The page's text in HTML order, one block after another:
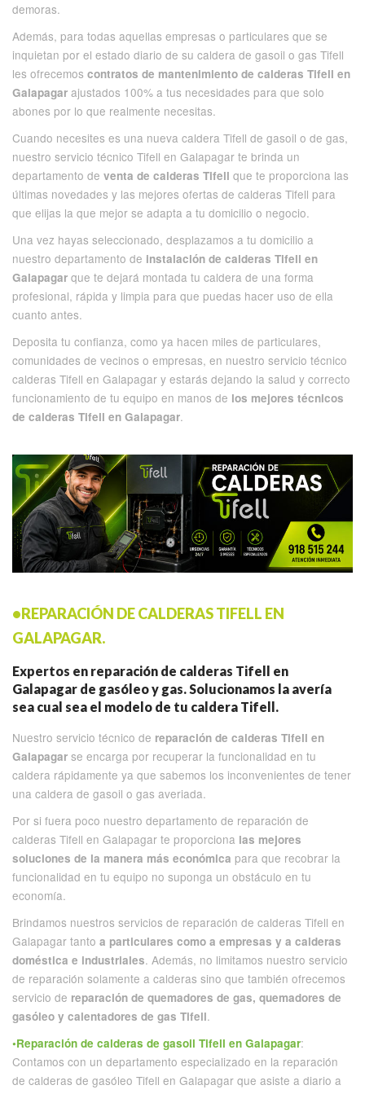
demoras.
Además, para todas aquellas empresas o particulares que se
inquietan por el estado diario de su caldera de gasoil o gas Tifell
les ofrecemos contratos de mantenimiento de calderas Tifell en
Galapagar ajustados 100% a tus necesidades para que solo
abones por lo que realmente necesitas.
Cuando necesites es una nueva caldera Tifell de gasoil o de gas,
nuestro servicio técnico Tifell en Galapagar te brinda un
departamento de venta de calderas Tifell que te proporciona las
últimas novedades y las mejores ofertas de calderas Tifell para
que elijas la que mejor se adapta a tu domicilio o negocio.
Una vez hayas seleccionado, desplazamos a tu domicilio a
nuestro departamento de instalación de calderas Tifell en
Galapagar que te dejará montada tu caldera de una forma
profesional, rápida y limpia para que puedas hacer uso de ella
cuanto antes.
Deposita tu confianza, como ya hacen miles de particulares,
comunidades de vecinos o empresas, en nuestro servicio técnico
calderas Tifell en Galapagar y estarás dejando la salud y correcto
funcionamiento de tu equipo en manos de los mejores técnicos
de calderas Tifell en Galapagar.
•REPARACIÓN DE CALDERAS TIFELL EN
GALAPAGAR.
Expertos en reparación de calderas Tifell en
Galapagar de gasóleo y gas. Solucionamos la avería
sea cual sea el modelo de tu caldera Tifell.
Nuestro servicio técnico de reparación de calderas Tifell en
Galapagar se encarga por recuperar la funcionalidad en tu
caldera rápidamente ya que sabemos los inconvenientes de tener
una caldera de gasoil o gas averiada.
Por si fuera poco nuestro departamento de reparación de
calderas Tifell en Galapagar te proporciona las mejores
soluciones de la manera más económica para que recobrar la
funcionalidad en tu equipo no suponga un obstáculo en tu
economía.
Brindamos nuestros servicios de reparación de calderas Tifell en
Galapagar tanto a particulares como a empresas y a calderas
doméstica e industriales. Además, no limitamos nuestro servicio
de reparación solamente a calderas sino que también ofrecemos
servicio de reparación de quemadores de gas, quemadores de
gasóleo y calentadores de gas Tifell.
•Reparación de calderas de gasoil Tifell en Galapagar:
Contamos con un departamento especializado en la reparación
de calderas de gasóleo Tifell en Galapagar que asiste a diario a